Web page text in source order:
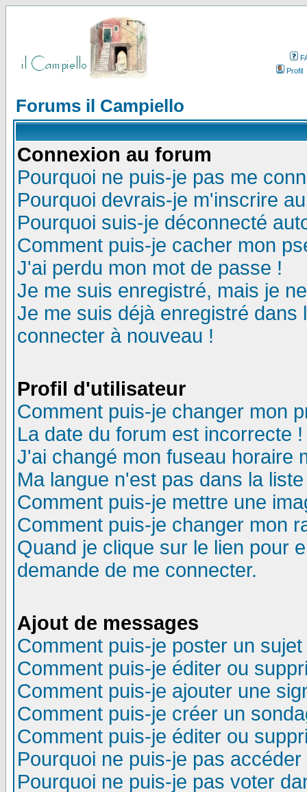
Profil
Forums il Campiello
Connexion au forum
Pourquoi ne puis-je pas me
Pourquoi devrais-je m'inscrire
Pourquoi suis-je déconnecté
Comment puis-je cacher mon
J'ai perdu mon mot de passe !
Je me suis enregistré, mais je
Je me suis déjà enregistré
connecter à nouveau !
Profil d'utilisateur
Comment puis-je changer mon
La date du forum est incorrecte !
J'ai changé mon fuseau horaire
Ma langue n'est pas dans la
Comment puis-je mettre une
Comment puis-je changer mon
Quand je clique sur le lien pour
demande de me connecter.
Ajout de messages
Comment puis-je poster un
Comment puis-je éditer ou
Comment puis-je ajouter une
Comment puis-je créer un
Comment puis-je éditer ou
Pourquoi ne puis-je pas
Pourquoi ne puis-je pas voter